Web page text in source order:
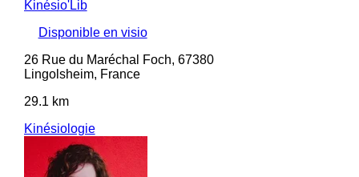
Kinésio'Lib
Disponible en visio
26 Rue du Maréchal Foch, 67380
Lingolsheim, France
29.1 km
Kinésiologie